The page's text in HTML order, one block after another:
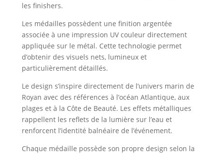
les finishers.
Les médailles possèdent une finition argentée
associée à une impression UV couleur directement
appliquée sur le métal. Cette technologie permet
d’obtenir des visuels nets, lumineux et
particulièrement détaillés.
Le design s’inspire directement de l’univers marin de
Royan avec des références à l’océan Atlantique, aux
plages et à la Côte de Beauté. Les effets métalliques
rappellent les reflets de la lumière sur l’eau et
renforcent l’identité balnéaire de l’événement.
Chaque médaille possède son propre design selon la